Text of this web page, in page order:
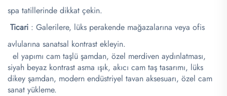
spa tatillerinde dikkat çekin.
​Ticari​ ​: Galerilere, lüks perakende mağazalarına veya ofis
avlularına sanatsal kontrast ekleyin.
el yapımı cam taşlü şamdan, özel merdiven aydınlatması,
siyah beyaz kontrast asma ışık, akıcı cam taş tasarımı, lüks
dikey şamdan, modern endüstriyel tavan aksesuarı, özel cam
sanat yükleme.